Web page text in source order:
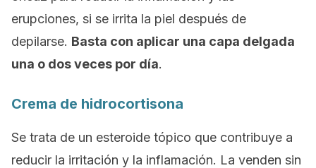
erupciones, si se irrita la piel después de
depilarse. Basta con aplicar una capa delgada
una o dos veces por día.
Crema de hidrocortisona
Se trata de un esteroide tópico que contribuye a
reducir la irritación y la inflamación. La venden sin